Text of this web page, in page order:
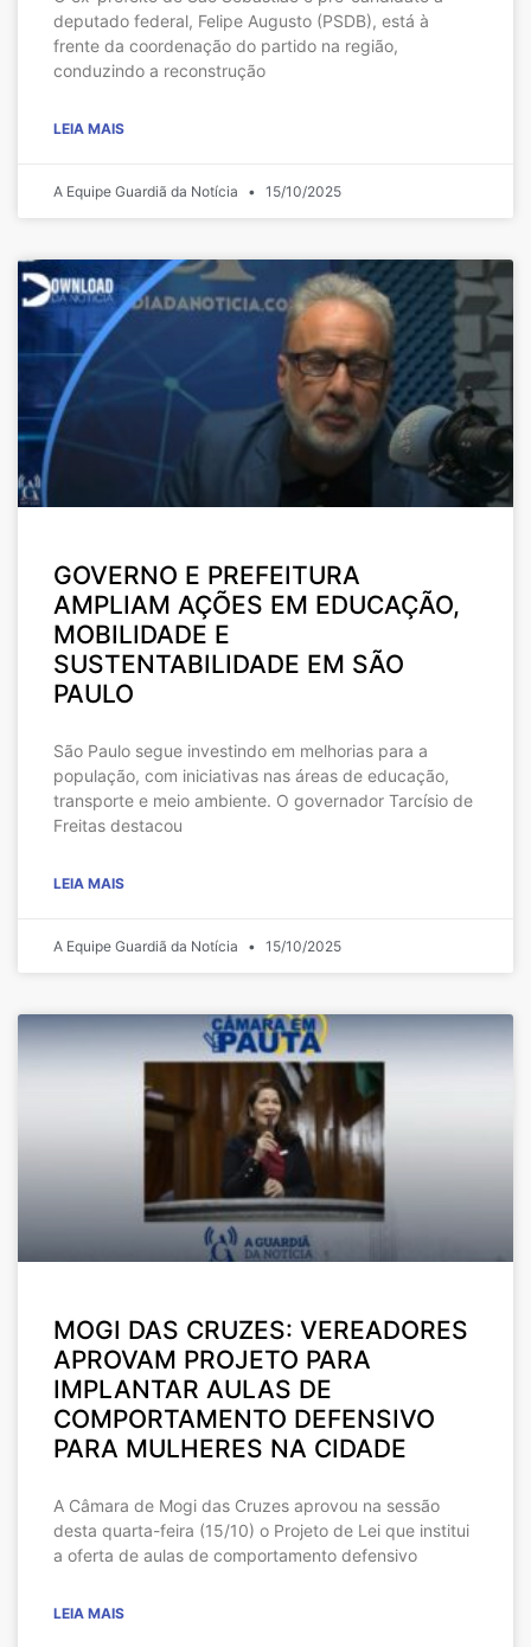
deputado federal, Felipe Augusto (PSDB), está à
frente da coordenação do partido na região,
conduzindo a reconstrução
LEIA MAIS
A Equipe Guardiã da Notícia 15/10/2025
GOVERNO E PREFEITURA
AMPLIAM AÇÕES EM EDUCAÇÃO,
MOBILIDADE E
SUSTENTABILIDADE EM SÃO
PAULO
São Paulo segue investindo em melhorias para a
população, com iniciativas nas áreas de educação,
transporte e meio ambiente. O governador Tarcísio de
Freitas destacou
LEIA MAIS
A Equipe Guardiã da Notícia 15/10/2025
MOGI DAS CRUZES: VEREADORES
APROVAM PROJETO PARA
IMPLANTAR AULAS DE
COMPORTAMENTO DEFENSIVO
PARA MULHERES NA CIDADE
A Câmara de Mogi das Cruzes aprovou na sessão
desta quarta-feira (15/10) o Projeto de Lei que institui
a oferta de aulas de comportamento defensivo
LEIA MAIS